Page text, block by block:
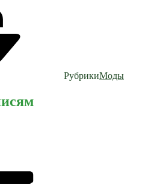
РубрикиМоды